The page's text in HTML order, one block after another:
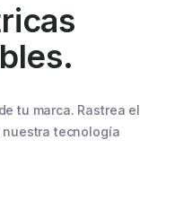
tu marca. Rastrea el
tecnología